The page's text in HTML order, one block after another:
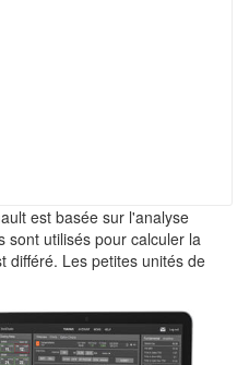
est basée sur l'analyse
sont utilisés pour calculer la
différé. Les petites unités de